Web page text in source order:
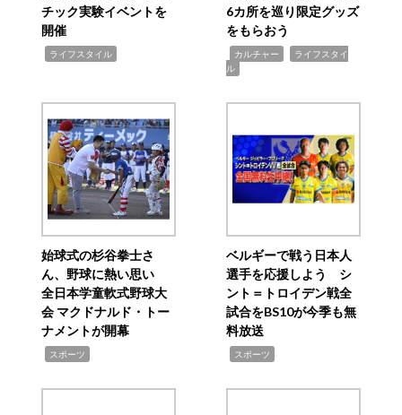
チック実験イベントを
開催
ライフスタイル
6カ所を巡り限定グッズ
をもらおう
カルチャー
ライフスタイ
ル
始球式の杉谷拳士さ
ん、野球に熱い思い
全日本学童軟式野球大
会 マクドナルド・トー
ナメントが開幕
スポーツ
ベルギーで戦う日本人
選手を応援しよう シ
ント＝トロイデン戦全
試合をBS10が今季も無
料放送
スポーツ